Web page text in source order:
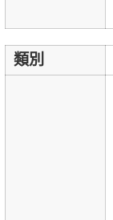
類別